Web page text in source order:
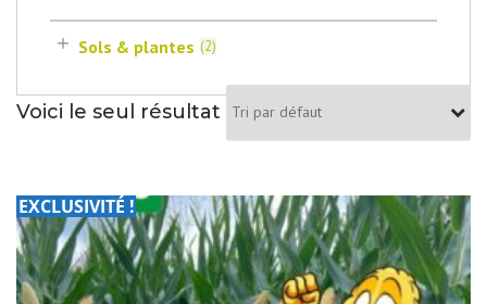
Sols & plantes (2)
Voici le seul résultat
EXCLUSIVITÉ !